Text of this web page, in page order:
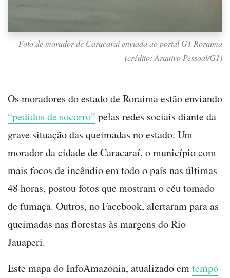
Foto de morador de Caracaraí enviada ao portal G1 Roraima
(crédito: Arquivo Pessoal/G1)
Os moradores do estado de Roraima estão enviando
“pedidos de socorro” pelas redes sociais diante da
grave situação das queimadas no estado. Um
morador da cidade de Caracaraí, o município com
mais focos de incêndio em todo o país nas últimas
48 horas, postou fotos que mostram o céu tomado
de fumaça. Outros, no Facebook, alertaram para as
queimadas nas florestas às margens do Rio
Jauaperi.
Este mapa do InfoAmazonia, atualizado emtempo